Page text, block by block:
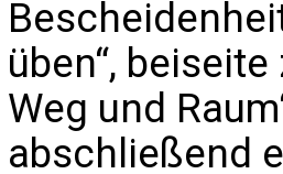
üben“,
Weg und
abschließend